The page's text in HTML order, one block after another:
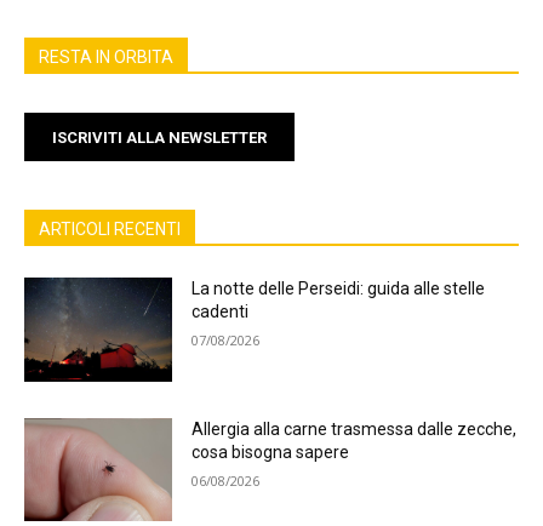
RESTA IN ORBITA
ISCRIVITI ALLA NEWSLETTER
ARTICOLI RECENTI
La notte delle Perseidi: guida alle stelle
cadenti
07/08/2026
Allergia alla carne trasmessa dalle zecche,
cosa bisogna sapere
06/08/2026